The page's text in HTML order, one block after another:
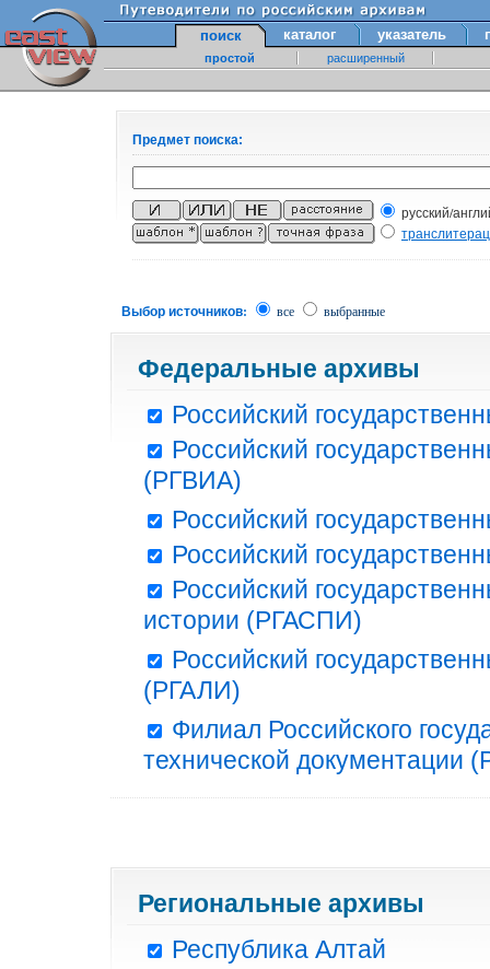
поиск каталог указатель
простой расширенный
Предмет поиска:
русский/
Выбор источников: все выбранные
Федеральные архивы
Российский
Российский
(РГВИА)
Российский
Российский
Российский
истории (РГАСПИ)
Российский
(РГАЛИ)
Филиал Российского
технической документации
Региональные архивы
Республика Алтай